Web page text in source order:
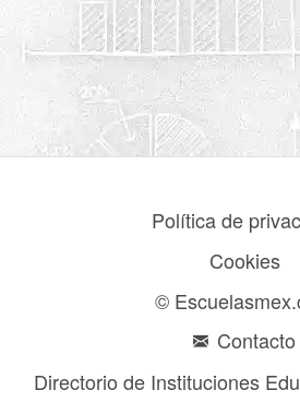
Política de
Cookies
©
Contacto
Directorio de Instituciones